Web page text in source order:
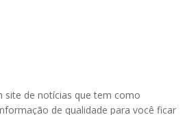
site de notícias que tem como
de qualidade para você ficar